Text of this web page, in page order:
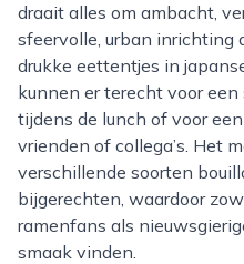
draait alles om ambacht,
sfeervolle, urban inrichting
drukke eettentjes in
kunnen er terecht voor
tijdens de lunch of voor
vrienden of collega’s. Het
verschillende soorten
bijgerechten, waardoor
ramenfans als
smaak vinden.